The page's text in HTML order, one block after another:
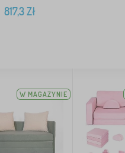
817,3Zł
W MAGAZYNIE